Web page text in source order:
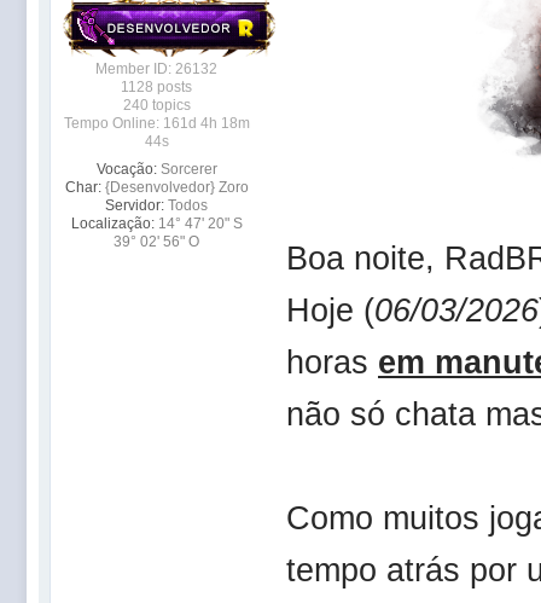
Member ID: 26132
1128 posts
240 topics
Tempo Online: 161d 4h 18m
44s
Vocação: Sorcerer
Char: {Desenvolvedor} Zoro
Servidor: Todos
Localização: 14° 47' 20" S
39° 02' 56" O
Boa noite,
Hoje (06/03/2026
horas em
não só chata
Como muitos
tempo atrás por